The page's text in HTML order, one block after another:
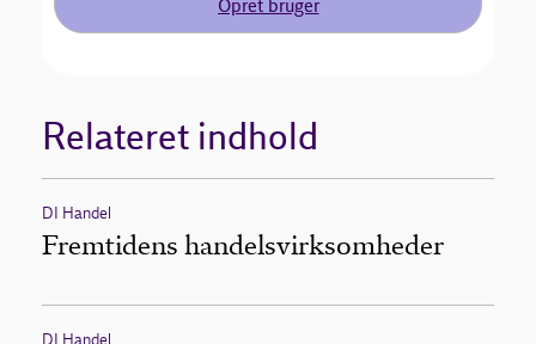
Opret bruger
Relateret indhold
DI Handel
Fremtidens handelsvirksomheder